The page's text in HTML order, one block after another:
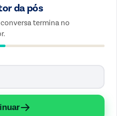
da pós
termina no